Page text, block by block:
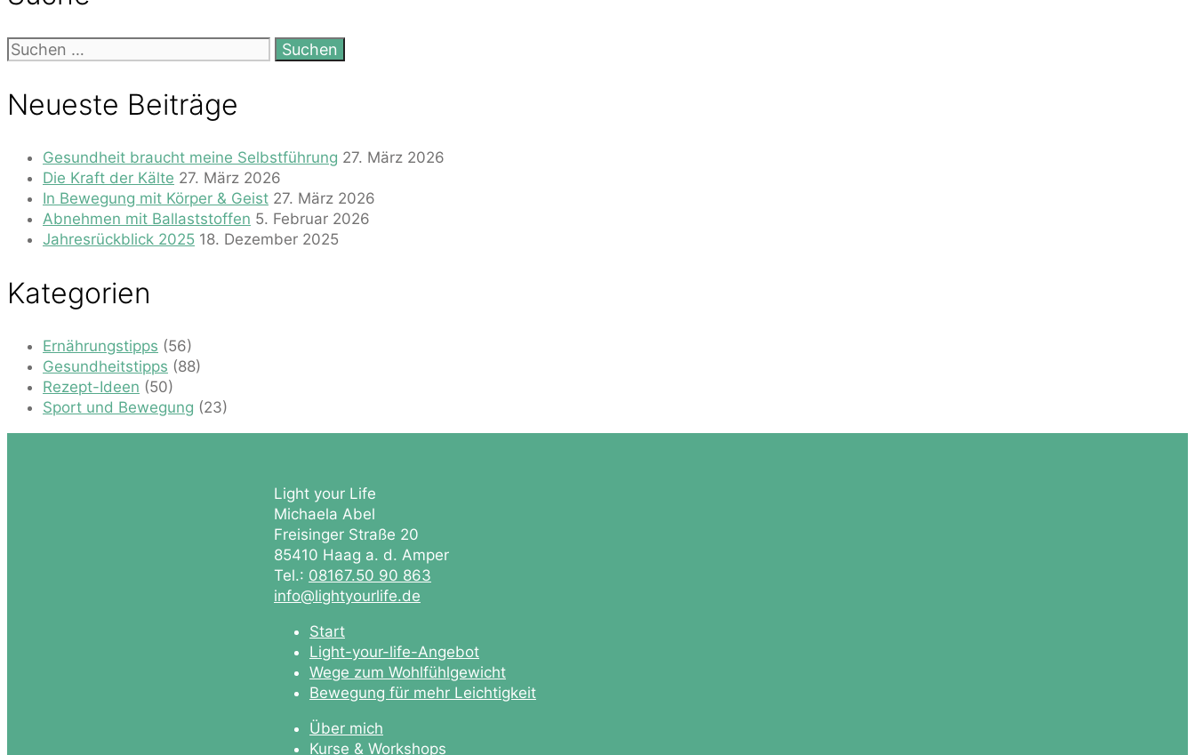
Suchen
nach:
Neueste Beiträge
Gesundheit braucht meine Selbstführung 27. März 2026
Die Kraft der Kälte 27. März 2026
In Bewegung mit Körper & Geist 27. März 2026
Abnehmen mit Ballaststoffen 5. Februar 2026
Jahresrückblick 2025 18. Dezember 2025
Kategorien
Ernährungstipps (56)
Gesundheitstipps (88)
Rezept-Ideen (50)
Sport und Bewegung (23)
Light your Life
Michaela Abel
Freisinger Straße 20
85410 Haag a. d. Amper
Tel.: 08167.50 90 863
info@lightyourlife.de
Start
Light-your-life-Angebot
Wege zum Wohlfühlgewicht
Bewegung für mehr Leichtigkeit
Über mich
Kurse & Workshops